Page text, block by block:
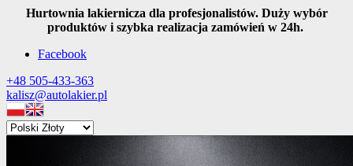
Hurtownia lakiernicza dla profesjonalistów. Duży wybór
produktów i szybka realizacja zamówień w 24h.
Facebook
+48 505-433-363
kalisz@autolakier.pl